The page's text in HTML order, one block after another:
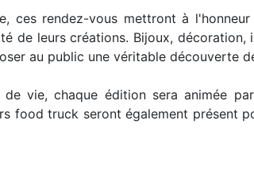
ces rendez-vous mettront à
de leurs créations. Bijoux,
au public une véritable découverte
vie, chaque édition sera animée
food truck seront également présent